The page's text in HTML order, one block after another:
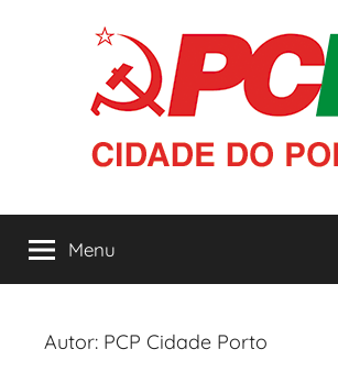
PCP
|
Cidade
Menu
Autor: PCP Cidade Porto